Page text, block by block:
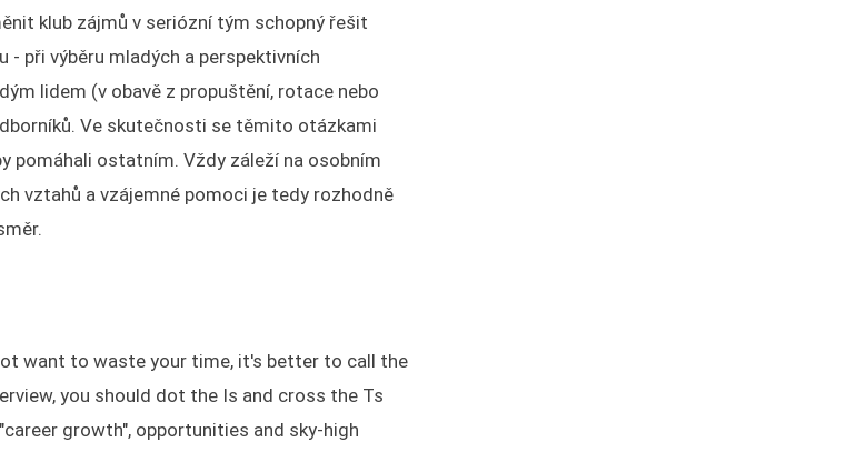
klub zájmů v seriózní tým schopný řešit
při výběru mladých a perspektivních
lidem (v obavě z propuštění, rotace nebo
Ve skutečnosti se těmito otázkami
pomáhali ostatním. Vždy záleží na osobním
vztahů a vzájemné pomoci je tedy rozhodně
want to waste your time, it's better to call the
you should dot the Is and cross the Ts
growth", opportunities and sky-high